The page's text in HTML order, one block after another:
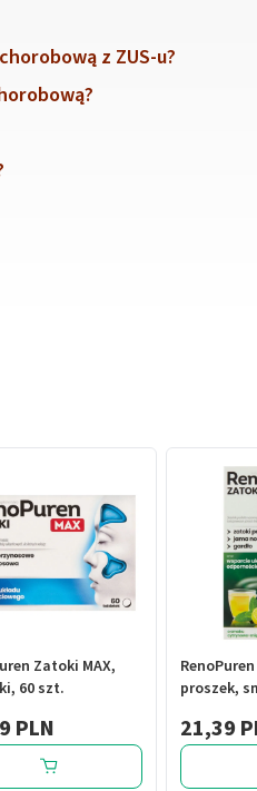
z ZUS-u?
Zatoki MAX,
60 szt.
PLN
proszek,
21,39